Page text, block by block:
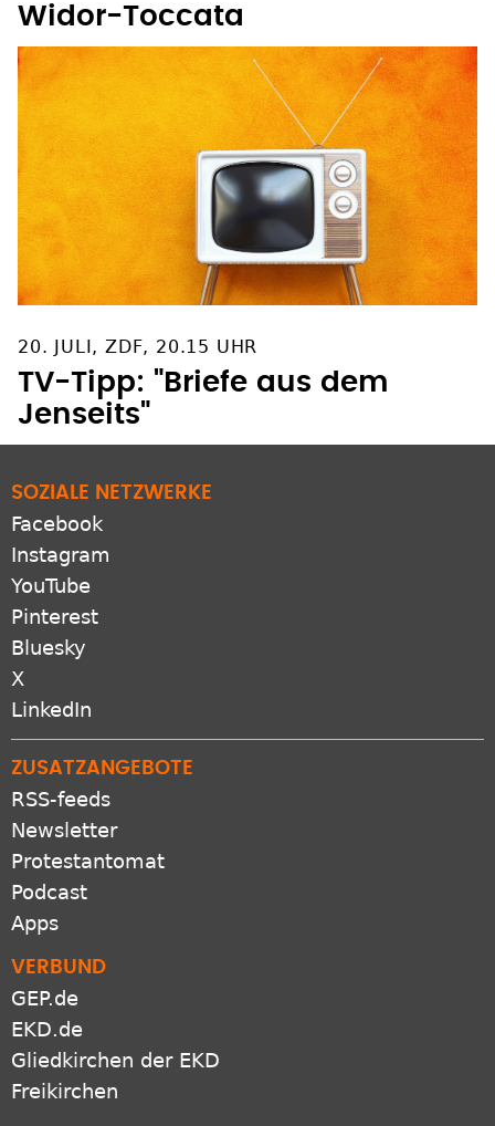
Widor-Toccata
20. JULI, ZDF, 20.15 UHR
TV-Tipp: "Briefe aus dem
Jenseits"
SOZIALE NETZWERKE
Facebook
Instagram
YouTube
Pinterest
Bluesky
X
LinkedIn
ZUSATZANGEBOTE
RSS-feeds
Newsletter
Protestantomat
Podcast
Apps
VERBUND
GEP.de
EKD.de
Gliedkirchen der EKD
Freikirchen